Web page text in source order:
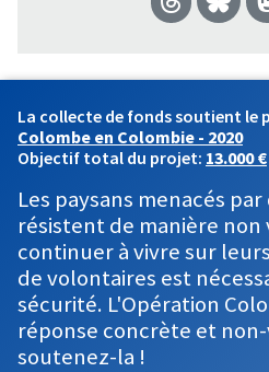
La collecte de fonds soutient le
Colombe en Colombie - 2020
Objectif total du projet: 13.000 €
Les paysans menacés
résistent de manière
continuer à vivre sur
de volontaires est
sécurité. L'Opération
réponse concrète et
soutenez-la !